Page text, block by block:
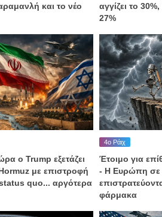
και το νέο
αγγίζει το
27%
ο Trump εξετάζει
με επιστροφή
quo... αργότερα
4ο Ράιχ
Έτοιμο για
- Η Ευρώπη σε
φάρμακα